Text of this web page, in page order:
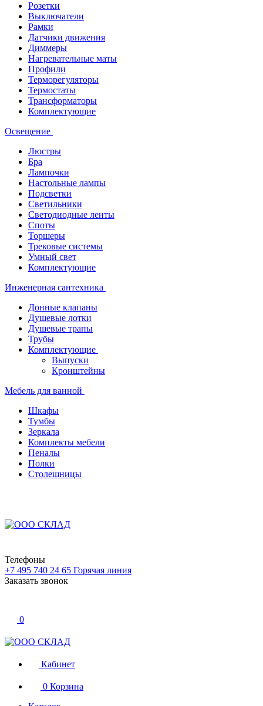
Розетки
Выключатели
Рамки
Датчики движения
Диммеры
Нагревательные маты
Профили
Терморегуляторы
Термостаты
Трансформаторы
Комплектующие
Освещение
Люстры
Бра
Лампочки
Настольные лампы
Подсветки
Светильники
Светодиодные ленты
Споты
Торшеры
Трековые системы
Умный свет
Комплектующие
Инженерная сантехника
Донные клапаны
Душевые лотки
Душевые трапы
Трубы
Комплектующие
Выпуски
Кронштейны
Мебель для ванной
Шкафы
Тумбы
Зеркала
Комплекты мебели
Пеналы
Полки
Столешницы
Телефоны
+7 495 740 24 65 Горячая линия
Заказать звонок
0
Кабинет
0 Корзина